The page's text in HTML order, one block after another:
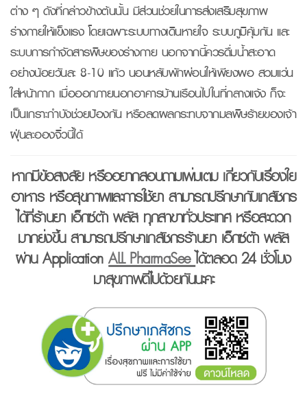
ต่าง ๆ ดังที่กล่าวข้างต้นนั้น มีส่วนช่วยในการส่งเสริมสุขภาพ
ร่างกายให้แข็งแรง โดยเฉพาะระบบทางเดินหายใจ ระบบภูมิคุ้มกัน และ
ระบบการกำจัดสารพิษของร่างกาย นอกจากนี้ควรดื่มน้ำสะอาด
อย่างน้อยวันละ 8-10 แก้ว นอนหลับพักผ่อนให้เพียงพอ สวมแว่น
ใส่หน้ากาก เมื่อออกภายนอกอาคารบ้านเรือนไปในที่กลางแจ้ง ก็จะ
เป็นเกราะกำบังช่วยป้องกัน หรือลดผลกระทบจากมลพิษร้ายของเจ้า
ฝุ่นละอองจิ๋วนี้ได้
หากมีข้อสงสัย หรืออยากสอบถามเพิ่มเติม เกี่ยวกับเรื่องใย
อาหาร หรือสุขภาพและการใช้ยา สามารถปรึกษากับเภสัชกร
ได้ที่ร้านยา เอ็กซ์ต้า พลัส ทุกสาขาทั่วประเทศ หรือสะดวก
มากยิ่งขึ้น สามารถปรึกษาเภสัชกรร้านยา เอ็กซ์ต้า พลัส
ผ่าน ApplicationALL PharmaSeeได้ตลอด 24 ชั่วโมง
มาสุขภาพดีไปด้วยกันนะคะ